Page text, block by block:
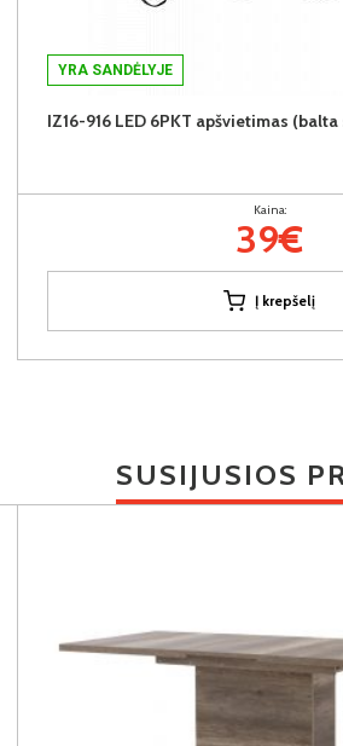
YRA SANDĖLYJE
IZ16-916 LED 6PKT apšvietimas
Kaina:
39€
Į krepšelį
SUSIJUSIOS